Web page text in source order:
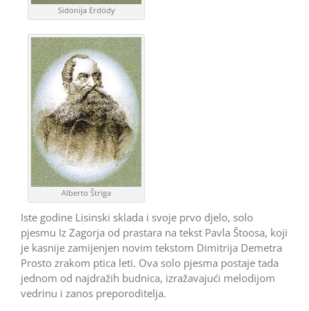
Sidonija Erdödy
Alberto Štriga
Iste godine Lisinski sklada i svoje prvo djelo, solo
pjesmu Iz Zagorja od prastara na tekst Pavla Štoosa, koji
je kasnije zamijenjen novim tekstom Dimitrija Demetra
Prosto zrakom ptica leti. Ova solo pjesma postaje tada
jednom od najdražih budnica, izražavajući melodijom
vedrinu i zanos preporoditelja.